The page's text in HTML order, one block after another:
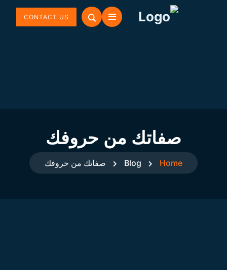
CONTACT US
صفاتك من حروفك
Home
Blog صفاتك من حروفك